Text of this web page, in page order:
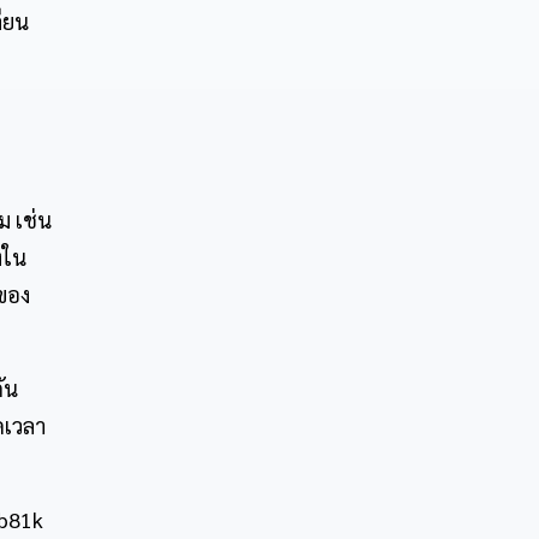
ยน
เช่น
น
ง
น
วลา